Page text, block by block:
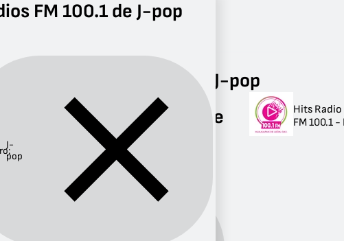
FM 100.1
Radios FM 100.1 de J-pop
Radios FM 100.1 de
J-pop
Hits
FM 100.1
FM 100.1 de J-pop
J-
pop